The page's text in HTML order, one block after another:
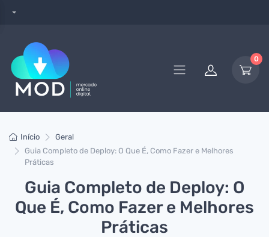
0
Início
Geral
Guia Completo de Deploy: O Que É, Como Fazer e Melhores
Práticas
Guia Completo de Deploy: O
Que É, Como Fazer e Melhores
Práticas